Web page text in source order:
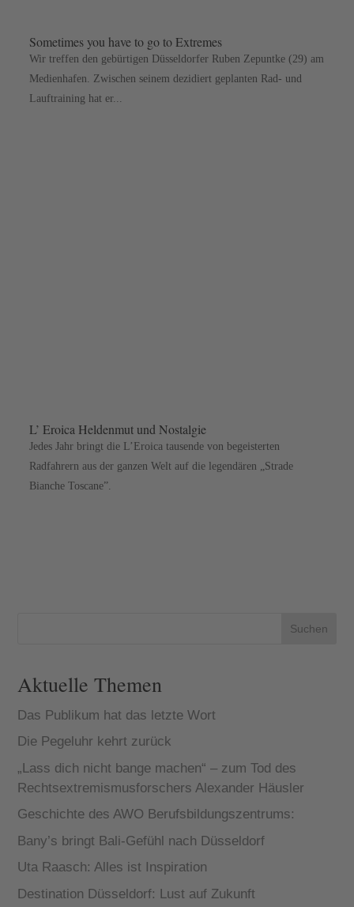
Sometimes you have to go to Extremes
Wir treffen den gebürtigen Düsseldorfer Ruben Zepuntke (29) am
Medienhafen. Zwischen seinem dezidiert geplanten Rad- und
Lauftraining hat er...
L’ Eroica Heldenmut und Nostalgie
Jedes Jahr bringt die L’Eroica tausende von begeisterten
Radfahrern aus der ganzen Welt auf die legendären „Strade
Bianche Toscane”.
Suchen
Aktuelle Themen
Das Publikum hat das letzte Wort
Die Pegeluhr kehrt zurück
„Lass dich nicht bange machen“ – zum Tod des
Rechtsextremismusforschers Alexander Häusler
Geschichte des AWO Berufsbildungszentrums:
Bany’s bringt Bali-Gefühl nach Düsseldorf
Uta Raasch: Alles ist Inspiration
Destination Düsseldorf: Lust auf Zukunft